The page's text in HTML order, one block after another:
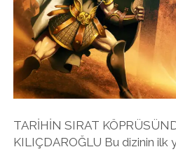
TARİHİN SIRAT
KILIÇDAROĞLU Bu dizinin ilk